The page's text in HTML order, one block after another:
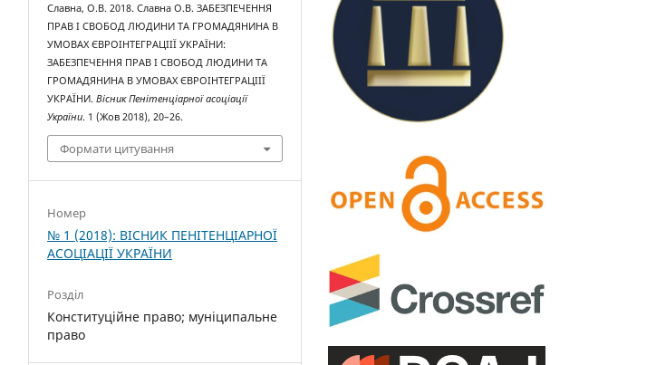
Славна, О.В. 2018. Славна О.В. ЗАБЕЗПЕЧЕННЯ
ПРАВ І СВОБОД ЛЮДИНИ ТА ГРОМАДЯНИНА В
УМОВАХ ЄВРОІНТЕГРАЦІІЇ УКРАЇНИ:
ЗАБЕЗПЕЧЕННЯ ПРАВ І СВОБОД ЛЮДИНИ ТА
ГРОМАДЯНИНА В УМОВАХ ЄВРОІНТЕГРАЦІІЇ
УКРАЇНИ.Вісник Пенітенціарної асоціації
України. 1 (Жов 2018), 20–26.
Формати цитування
Номер
№ 1 (2018): ВІСНИК ПЕНІТЕНЦІАРНОЇ
АСОЦІАЦІЇ УКРАЇНИ
Розділ
Конституційне правo; муніципальне
право